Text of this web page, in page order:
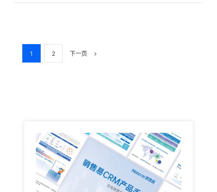
1 2 下一页